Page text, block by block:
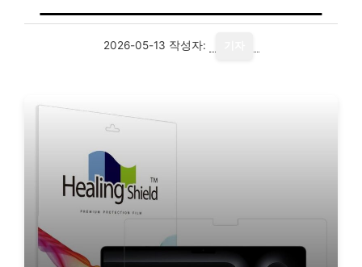
2026-05-13 작성자: